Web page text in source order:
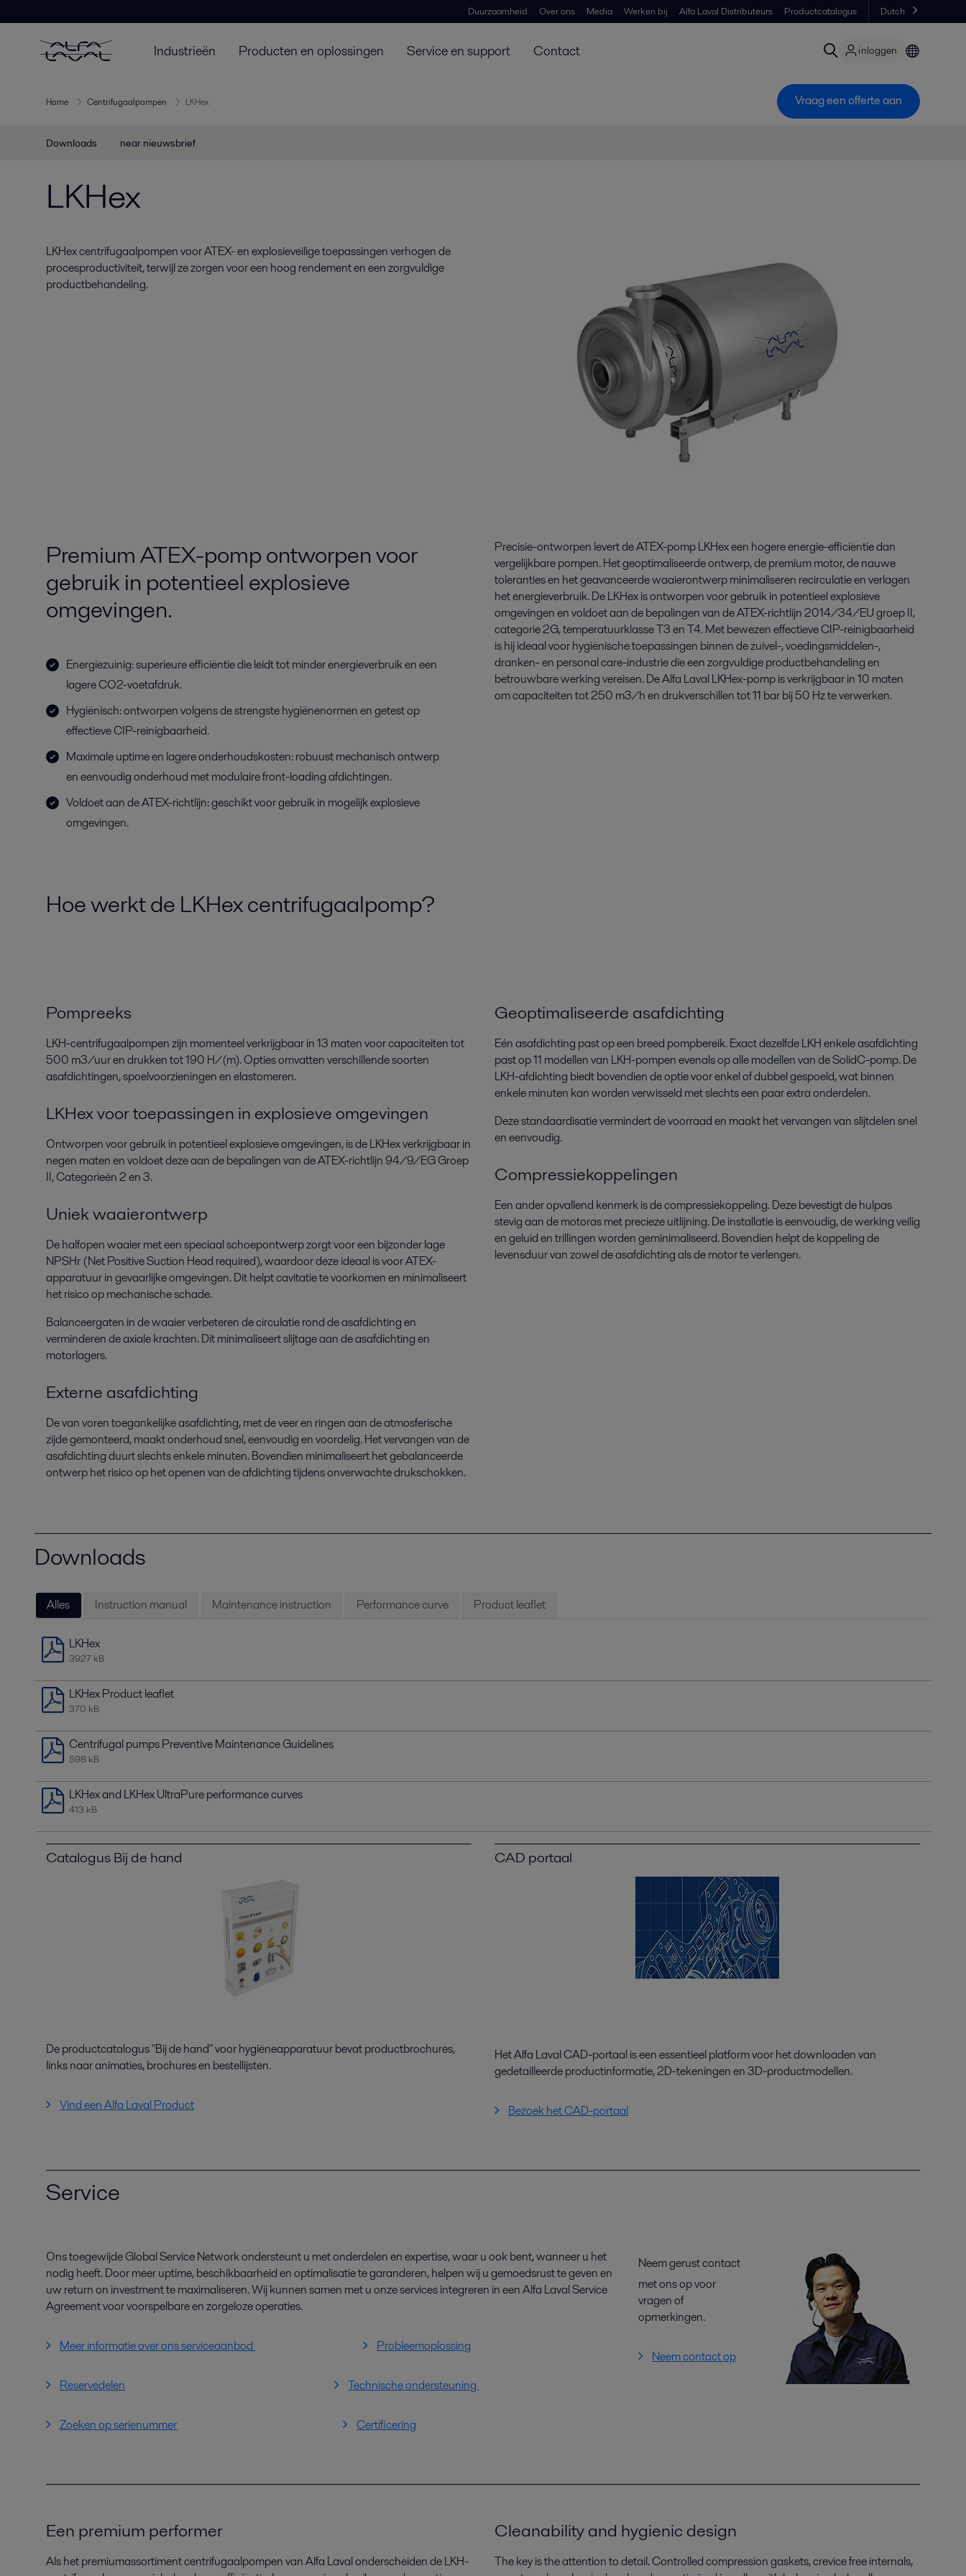
Duurzaamheid Over ons Media Werken bij Alfa Laval Distributeurs Productcatalogus Dutch
Industrieën Producten en oplossingen Service en support Contact inloggen
Home Centrifugaalpompen LKHex Vraag een offerte aan
Downloads near nieuwsbrief
LKHex
LKHex centrifugaalpompen voor ATEX- en explosieveilige toepassingen verhogen de
procesproductiviteit, terwijl ze zorgen voor een hoog rendement en een zorgvuldige
productbehandeling.
Premium ATEX-pomp ontworpen voor
gebruik in potentieel explosieve
omgevingen.
Energiezuinig: superieure efficiëntie die leidt tot minder energieverbruik en een
lagere CO2-voetafdruk.
Hygiënisch: ontworpen volgens de strengste hygiëne­normen en getest op
effectieve CIP-reinigbaarheid.
Maximale uptime en lagere onderhoudskosten: robuust mechanisch ontwerp
en eenvoudig onderhoud met modulaire front-loading afdichtingen.
Voldoet aan de ATEX-richtlijn: geschikt voor gebruik in mogelijk explosieve
omgevingen.
Precisie-ontworpen levert de ATEX-pomp LKHex een hogere energie-efficiëntie dan
vergelijkbare pompen. Het geoptimaliseerde ontwerp, de premium motor, de nauwe
toleranties en het geavanceerde waaierontwerp minimaliseren recirculatie en verlagen
het energieverbruik. De LKHex is ontworpen voor gebruik in potentieel explosieve
omgevingen en voldoet aan de bepalingen van de ATEX-richtlijn 2014/34/EU groep II,
categorie 2G, temperatuurklasse T3 en T4. Met bewezen effectieve CIP-reinigbaarheid
is hij ideaal voor hygiënische toepassingen binnen de zuivel-, voedingsmiddelen-,
dranken- en personal care-industrie die een zorgvuldige productbehandeling en
betrouwbare werking vereisen. De Alfa Laval LKHex-pomp is verkrijgbaar in 10 maten
om capaciteiten tot 250 m3/h en drukverschillen tot 11 bar bij 50 Hz te verwerken.
Hoe werkt de LKHex centrifugaalpomp?
Pompreeks
LKH-centrifugaalpompen zijn momenteel verkrijgbaar in 13 maten voor capaciteiten tot
500 m3/uur en drukken tot 190 H/(m). Opties omvatten verschillende soorten
asafdichtingen, spoelvoorzieningen en elastomeren.
LKHex voor toepassingen in explosieve omgevingen
Ontworpen voor gebruik in potentieel explosieve omgevingen, is de LKHex verkrijgbaar in
negen maten en voldoet deze aan de bepalingen van de ATEX-richtlijn 94/9/EG Groep
II, Categorieën 2 en 3.
Uniek waaierontwerp
De halfopen waaier met een speciaal schoepontwerp zorgt voor een bijzonder lage
NPSHr (Net Positive Suction Head required), waardoor deze ideaal is voor ATEX-
apparatuur in gevaarlijke omgevingen. Dit helpt cavitatie te voorkomen en minimaliseert
het risico op mechanische schade.
Balanceergaten in de waaier verbeteren de circulatie rond de asafdichting en
verminderen de axiale krachten. Dit minimaliseert slijtage aan de asafdichting en
motorlagers.
Externe asafdichting
De van voren toegankelijke asafdichting, met de veer en ringen aan de atmosferische
zijde gemonteerd, maakt onderhoud snel, eenvoudig en voordelig. Het vervangen van de
asafdichting duurt slechts enkele minuten. Bovendien minimaliseert het gebalanceerde
ontwerp het risico op het openen van de afdichting tijdens onverwachte drukschokken.
Geoptimaliseerde asafdichting
Eén asafdichting past op een breed pompbereik. Exact dezelfde LKH enkele asafdichting
past op 11 modellen van LKH-pompen evenals op alle modellen van de SolidC-pomp. De
LKH-afdichting biedt bovendien de optie voor enkel of dubbel gespoeld, wat binnen
enkele minuten kan worden verwisseld met slechts een paar extra onderdelen.
Deze standaardisatie vermindert de voorraad en maakt het vervangen van slijtdelen snel
en eenvoudig.
Compressiekoppelingen
Een ander opvallend kenmerk is de compressiekoppeling. Deze bevestigt de hulpas
stevig aan de motoras met precieze uitlijning. De installatie is eenvoudig, de werking veilig
en geluid en trillingen worden geminimaliseerd. Bovendien helpt de koppeling de
levensduur van zowel de asafdichting als de motor te verlengen.
Downloads
Alles Instruction manual Maintenance instruction Performance curve Product leaflet
LKHex
3927 kB
LKHex Product leaflet
370 kB
Centrifugal pumps Preventive Maintenance Guidelines
598 kB
LKHex and LKHex UltraPure performance curves
413 kB
Catalogus Bij de hand
De productcatalogus "Bij de hand" voor hygiëneapparatuur bevat productbrochures,
links naar animaties, brochures en bestellijsten.
Vind een Alfa Laval Product
CAD portaal
Het Alfa Laval CAD-portaal is een essentieel platform voor het downloaden van
gedetailleerde productinformatie, 2D-tekeningen en 3D-productmodellen.
Bezoek het CAD-portaal
Service
Ons toegewijde Global Service Network ondersteunt u met onderdelen en expertise, waar u ook bent, wanneer u het
nodig heeft. Door meer uptime, beschikbaarheid en optimalisatie te garanderen, helpen wij u gemoedsrust te geven en
uw return on investment te maximaliseren. Wij kunnen samen met u onze services integreren in een Alfa Laval Service
Agreement voor voorspelbare en zorgeloze operaties.
Meer informatie over ons serviceaanbod Probleemoplossing
Reservedelen Technische ondersteuning
Zoeken op serienummer Certificering
Neem gerust contact
met ons op voor
vragen of
opmerkingen.
Neem contact op
Een premium performer
Als het premiumassortiment centrifugaalpompen van Alfa Laval onderscheiden de LKH-
Cleanability and hygienic design
The key is the attention to detail. Controlled compression gaskets, crevice free internals,